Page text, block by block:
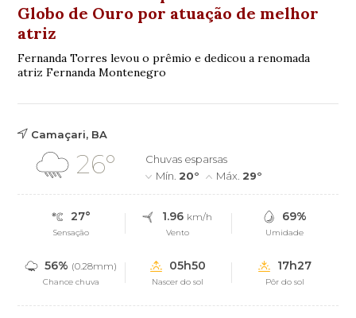
Globo de Ouro por atuação de melhor
atriz
Fernanda Torres levou o prêmio e dedicou a renomada
atriz Fernanda Montenegro
Camaçari, BA
26°
Chuvas esparsas
Mín.20° Máx.29°
27°
Sensação
1.96 km/h
Vento
69%
Umidade
56% (0.28mm)
Chance chuva
05h50
Nascer do sol
17h27
Pôr do sol